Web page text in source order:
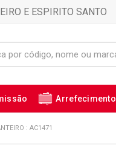
E ESPIRITO SANTO
Arrefecimento
: AC1471